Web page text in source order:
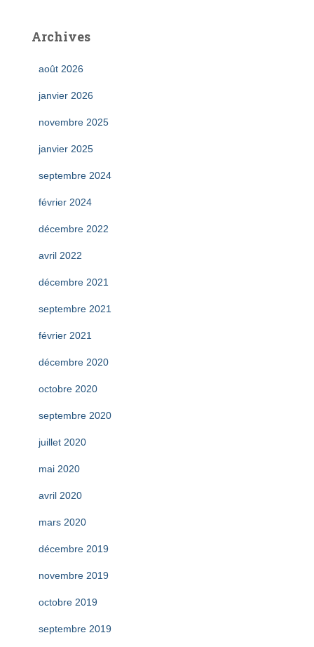
Archives
août 2026
janvier 2026
novembre 2025
janvier 2025
septembre 2024
février 2024
décembre 2022
avril 2022
décembre 2021
septembre 2021
février 2021
décembre 2020
octobre 2020
septembre 2020
juillet 2020
mai 2020
avril 2020
mars 2020
décembre 2019
novembre 2019
octobre 2019
septembre 2019